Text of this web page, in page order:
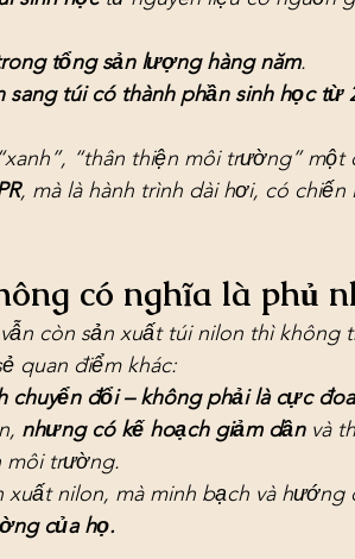
tổng sản lượng hàng năm.
sang túi có thành phần sinh học từ
“thân thiện môi trường” một
, mà là hành trình dài hơi, có
có nghĩa là phủ
còn sản xuất túi nilon thì không
quan điểm khác:
chuyển đổi – không phải là cực
nhưng có kế hoạch giảm dần và
môi trường.
nilon, mà minh bạch và hướng
của họ.